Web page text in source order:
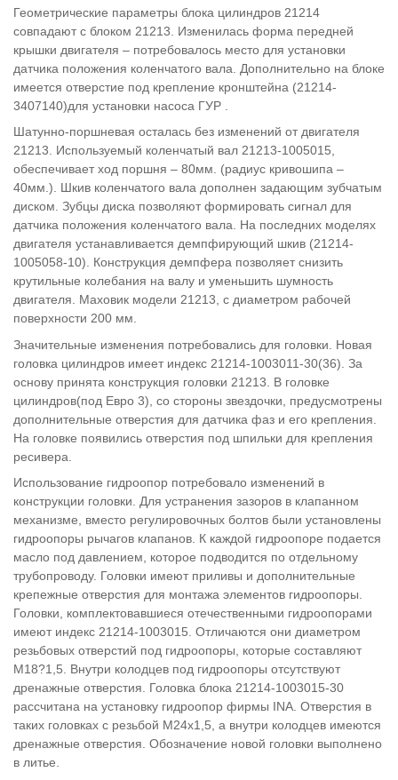
Геометрические параметры блока цилиндров 21214
совпадают с блоком 21213. Изменилась форма передней
крышки двигателя – потребовалось место для установки
датчика положения коленчатого вала. Дополнительно на блоке
имеется отверстие под крепление кронштейна (21214-
3407140)для установки насоса ГУР .
Шатунно-поршневая осталась без изменений от двигателя
21213. Используемый коленчатый вал 21213-1005015,
обеспечивает ход поршня – 80мм. (радиус кривошипа –
40мм.). Шкив коленчатого вала дополнен задающим зубчатым
диском. Зубцы диска позволяют формировать сигнал для
датчика положения коленчатого вала. На последних моделях
двигателя устанавливается демпфирующий шкив (21214-
1005058-10). Конструкция демпфера позволяет снизить
крутильные колебания на валу и уменьшить шумность
двигателя. Маховик модели 21213, с диаметром рабочей
поверхности 200 мм.
Значительные изменения потребовались для головки. Новая
головка цилиндров имеет индекс 21214-1003011-30(36). За
основу принята конструкция головки 21213. В головке
цилиндров(под Евро 3), со стороны звездочки, предусмотрены
дополнительные отверстия для датчика фаз и его крепления.
На головке появились отверстия под шпильки для крепления
ресивера.
Использование гидроопор потребовало изменений в
конструкции головки. Для устранения зазоров в клапанном
механизме, вместо регулировочных болтов были установлены
гидроопоры рычагов клапанов. К каждой гидроопоре подается
масло под давлением, которое подводится по отдельному
трубопроводу. Головки имеют приливы и дополнительные
крепежные отверстия для монтажа элементов гидроопоры.
Головки, комплектовавшиеся отечественными гидроопорами
имеют индекс 21214-1003015. Отличаются они диаметром
резьбовых отверстий под гидроопоры, которые составляют
М18?1,5. Внутри колодцев под гидроопоры отсутствуют
дренажные отверстия. Головка блока 21214-1003015-30
рассчитана на установку гидроопор фирмы INA. Отверстия в
таких головках с резьбой М24х1,5, а внутри колодцев имеются
дренажные отверстия. Обозначение новой головки выполнено
в литье.